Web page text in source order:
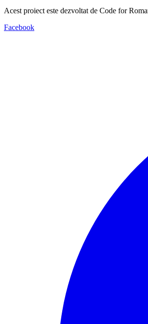
Acest proiect este dezvoltat de Code for
Facebook